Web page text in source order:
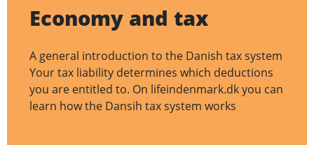
Economy and tax
A general introduction to the Danish tax system
Your tax liability determines which deductions
you are entitled to. On lifeindenmark.dk you can
learn how the Dansih tax system works